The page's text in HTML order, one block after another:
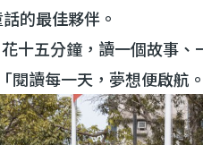
的最佳夥伴。
十五分鐘，讀一個故事
閱讀每一天，夢想便啟航。